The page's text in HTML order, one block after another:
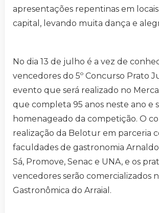
apresentações repentinas em
capital, levando muita dança e
No dia 13 de julho é a vez de
vencedores do 5º Concurso Prato
evento que será realizado no
que completa 95 anos neste ano e
homenageado da competição. O
realização da Belotur em parceria
faculdades de gastronomia
Sá, Promove, Senac e UNA, e os
vencedores serão comercializados
Gastronômica do Arraial.